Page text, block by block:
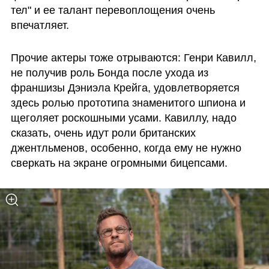
тел" и ее талант перевоплощения очень
впечатляет.
Прочие актеры тоже отрываются: Генри Кавилл,
не получив роль Бонда после ухода из
франшизы Дэниэла Крейга, удовлетворяется
здесь ролью прототипа знаменитого шпиона и
щеголяет роскошными усами. Кавиллу, надо
сказать, очень идут роли британских
джентльменов, особенно, когда ему не нужно
сверкать на экране огромными бицепсами.